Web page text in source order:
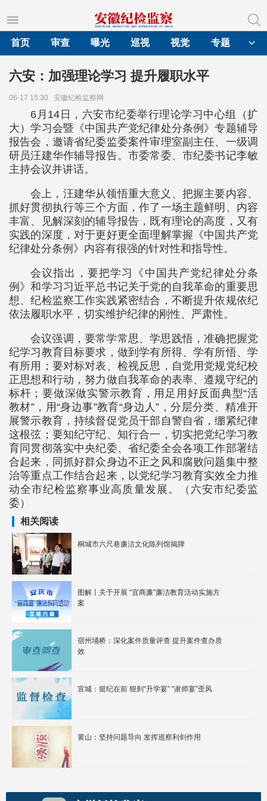
首页
审查 曝光 巡视 视觉 专题
六安：加强理论学习 提升履职水平
06-17 15:30 安徽纪检监察网
6月14日，六安市纪委举行理论学习中心组（扩
大）学习会暨《中国共产党纪律处分条例》专题辅导
报告会，邀请省纪委监委案件审理室副主任、一级调
研员汪建华作辅导报告。市委常委、市纪委书记李敏
主持会议并讲话。
会上，汪建华从领悟重大意义、把握主要内容、
抓好贯彻执行等三个方面，作了一场主题鲜明、内容
丰富、见解深刻的辅导报告，既有理论的高度，又有
实践的深度，对于更好更全面理解掌握《中国共产党
纪律处分条例》内容有很强的针对性和指导性。
会议指出，要把学习《中国共产党纪律处分条
例》和学习习近平总书记关于党的自我革命的重要思
想、纪检监察工作实践紧密结合，不断提升依规依纪
依法履职水平，切实维护纪律的刚性、严肃性。
会议强调，要常学常思、学思践悟，准确把握党
纪学习教育目标要求，做到学有所得、学有所悟、学
有所用；要对标对表、检视反思，自觉用党规党纪校
正思想和行动，努力做自我革命的表率、遵规守纪的
标杆；要做深做实警示教育，用足用好反面典型“活
教材”，用“身边事”教育“身边人”，分层分类、精准开
展警示教育，持续督促党员干部自警自省，绷紧纪律
这根弦；要知纪守纪、知行合一，切实把党纪学习教
育同贯彻落实中央纪委、省纪委全会各项工作部署结
合起来，同抓好群众身边不正之风和腐败问题集中整
治等重点工作结合起来，以党纪学习教育实效全力推
动全市纪检监察事业高质量发展。（六安市纪委监
委）
相关阅读
桐城市六尺巷廉洁文化陈列馆揭牌
图解丨关于开展 “宜商廉”廉洁教育活动实施方
案
宿州埇桥：深化案件质量评查 提升案件查办质
效
宣城：挺纪在前 狠刹“升学宴” “谢师宴”歪风
黄山：坚持问题导向 发挥巡察利剑作用